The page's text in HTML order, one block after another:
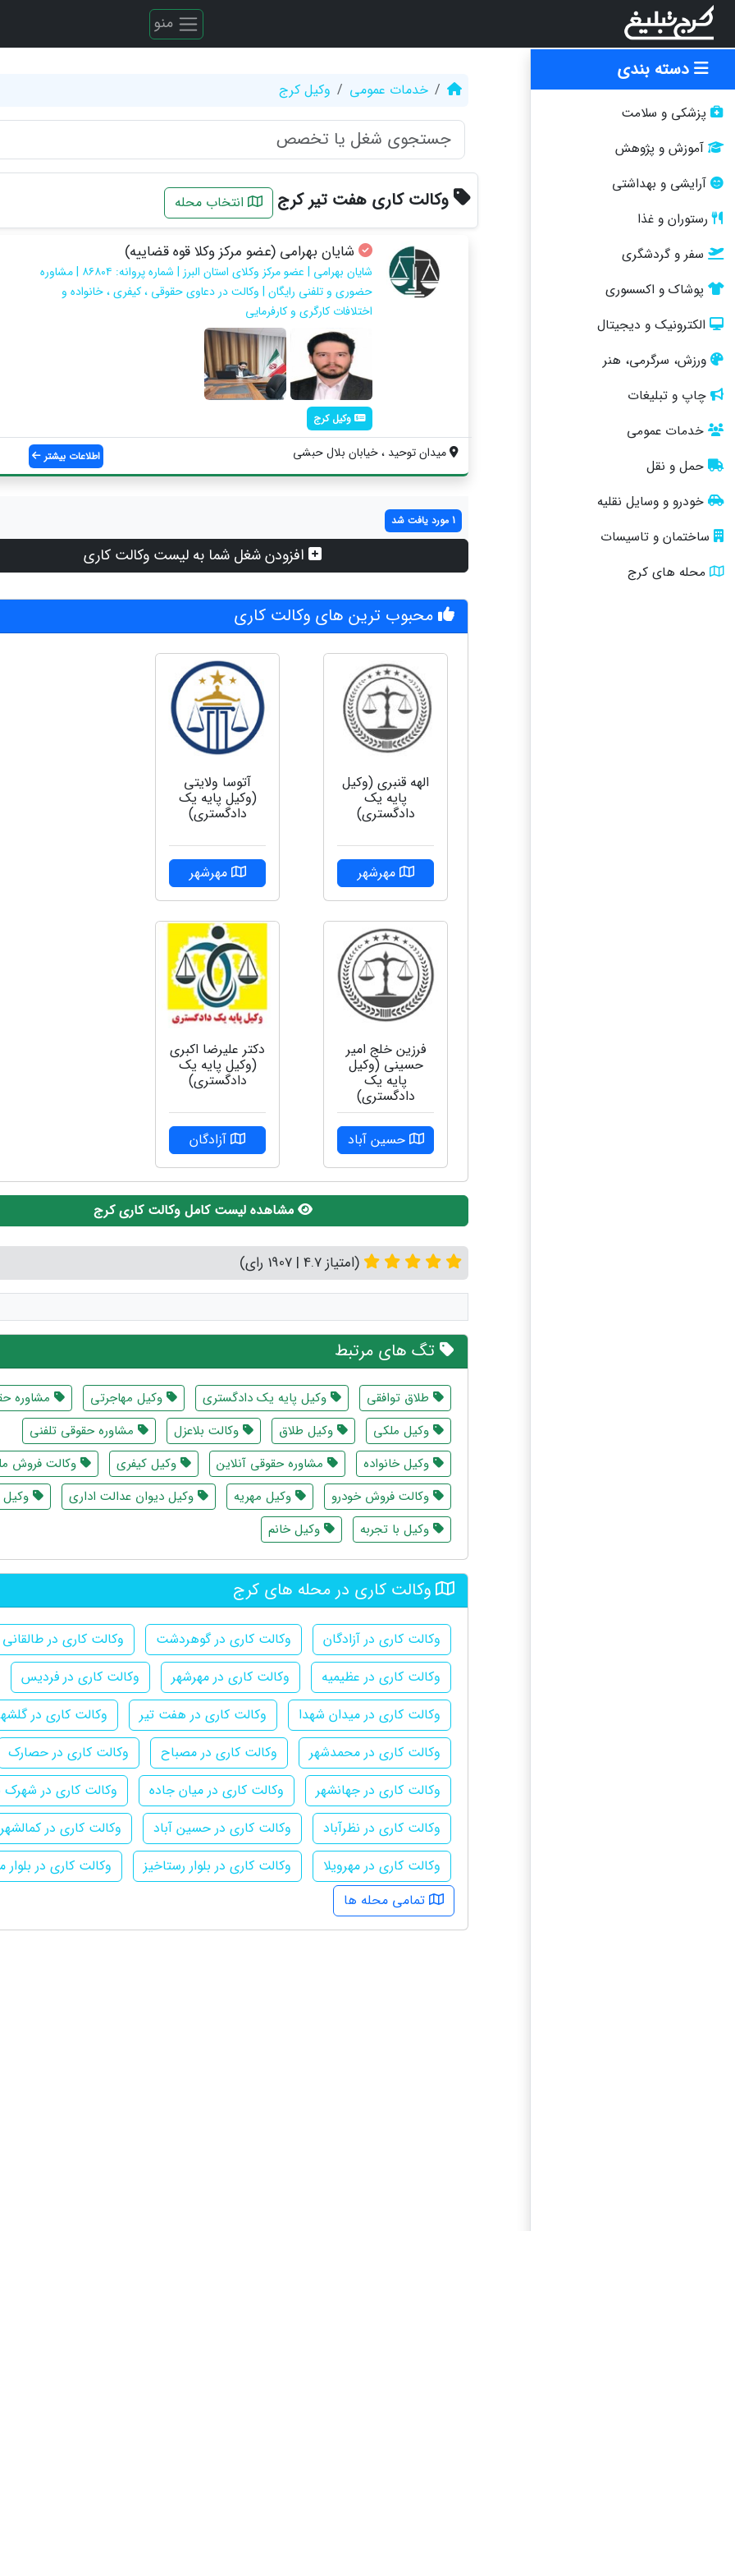
منو
دسته بندی
پزشکی و سلامت
آموزش و پژوهش
آرایشی و بهداشتی
رستوران و غذا
سفر و گردشگری
پوشاک و اکسسوری
الکترونیک و دیجیتال
ورزش، سرگرمی، هنر
چاپ و تبلیغات
خدمات عمومی
حمل و نقل
خودرو و وسایل نقلیه
ساختمان و تاسیسات
محله های کرج
خدمات عمومی وکیل کرج
وکالت کاری هفت تیر کرج انتخاب محله
شایان بهرامی (عضو مرکز وکلا قوه قضاییه)
شایان بهرامی | عضو مرکز وکلای استان البرز | شماره پروانه: ۸۶۸۰۴ | مشاوره
حضوری و تلفنی رایگان | وکالت در دعاوی حقوقی ، کیفری ، خانواده و
اختلافات کارگری و کارفرمایی
وکیل کرج
میدان توحید ، خیابان بلال حبشی اطلاعات بیشتر
1 مورد یافت شد
افزودن شغل شما به لیست وکالت کاری
محبوب ترین های وکالت کاری
الهه قنبری (وکیل
پایه یک
دادگستری)
مهرشهر
آتوسا ولایتی
(وکیل پایه یک
دادگستری)
مهرشهر
فرزین خلج امیر
حسینی (وکیل
پایه یک
دادگستری)
حسین آباد
دکتر علیرضا اکبری
(وکیل پایه یک
دادگستری)
آزادگان
مشاهده لیست کامل وکالت کاری کرج
(امتیاز 4.7 | 1907 رای)
تگ های مرتبط
طلاق توافقی وکیل پایه یک دادگستری وکیل مهاجرتی
مشاوره
وکیل ملکی
وکیل طلاق وکالت بلاعزل
مشاوره حقوقی تلفنی
وکیل خانواده
مشاوره حقوقی آنلاین وکیل کیفری
وکالت فروش
وکالت فروش خودرو
وکیل مهریه وکیل دیوان عدالت اداری
وکیل
وکیل با تجربه
وکیل خانم
وکالت کاری در محله های کرج
وکالت کاری در آزادگان وکالت کاری در گوهردشت
وکالت کاری در طالقانی
وکالت کاری در عظیمیه
وکالت کاری در مهرشهر
وکالت کاری در فردیس
وکالت کاری در میدان شهدا
وکالت کاری در هفت تیر
وکالت کاری در
وکالت کاری در محمدشهر
وکالت کاری در مصباح
وکالت کاری در حصارک
وکالت کاری در جهانشهر
وکالت کاری در میان جاده
وکالت کاری در شهرک
وکالت کاری در نظرآباد
وکالت کاری در حسین آباد
وکالت کاری در کمالشهر
وکالت کاری در مهرویلا
وکالت کاری در بلوار رستاخیز
وکالت کاری در بلوار
تمامی محله ها